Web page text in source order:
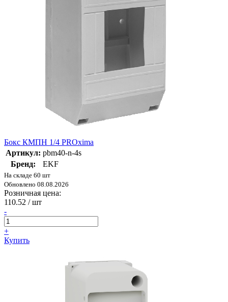
Бокс КМПН 1/4 PROxima
Артикул: pbm40-n-4s
Бренд:
EKF
На складе 60 шт
Обновлено 08.08.2026
Розничная цена:
110.52 / шт
-
+
Купить